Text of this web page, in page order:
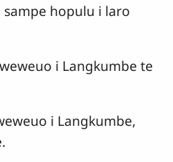
hopulu i laro
i Langkumbe te
i Langkumbe,